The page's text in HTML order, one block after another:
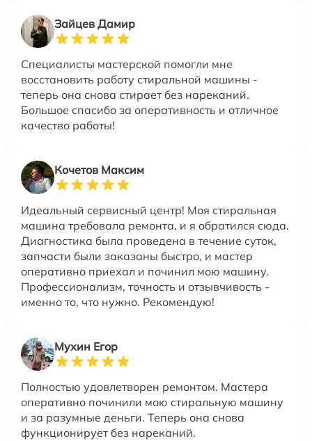
Зайцев Дамир
Специалисты мастерской помогли мне
восстановить работу стиральной машины -
теперь она снова стирает без нареканий.
Большое спасибо за оперативность и отличное
качество работы!
Кочетов Максим
Идеальный сервисный центр! Моя стиральная
машина требовала ремонта, и я обратился сюда.
Диагностика была проведена в течение суток,
запчасти были заказаны быстро, и мастер
оперативно приехал и починил мою машину.
Профессионализм, точность и отзывчивость -
именно то, что нужно. Рекомендую!
Мухин Егор
Полностью удовлетворен ремонтом. Мастера
оперативно починили мою стиральную машину
и за разумные деньги. Теперь она снова
функционирует без нареканий.